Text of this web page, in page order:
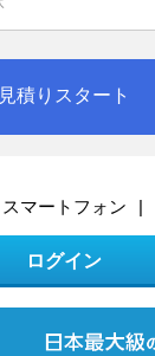
見積りスタート
スマートフォン |
ログイン